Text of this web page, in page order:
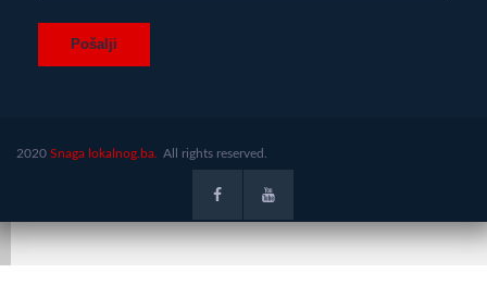
2020 Snaga lokalnog.ba. All rights reserved.